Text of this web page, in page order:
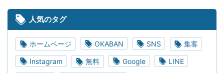
人気のタグ
ホームページ OKABAN SNS 集客
Instagram 無料 Google LINE